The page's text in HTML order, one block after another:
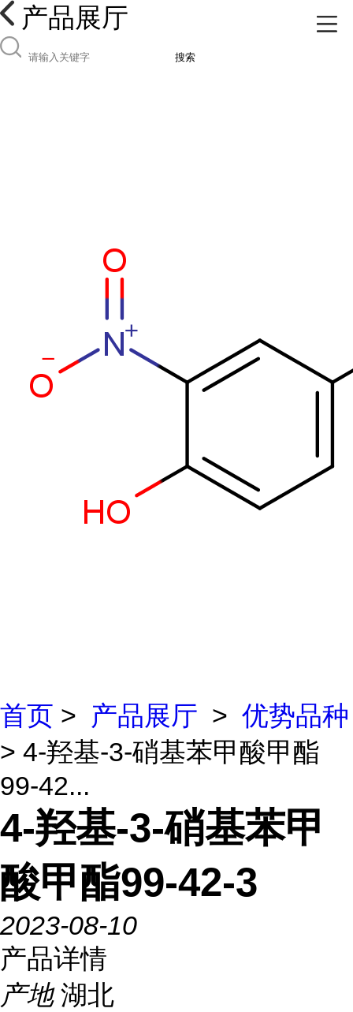
产品展厅
搜索
首页 > 产品展厅 > 优势品种
> 4-羟基-3-硝基苯甲酸甲酯
99-42...
4-羟基-3-硝基苯甲
酸甲酯99-42-3
2023-08-10
产品详情
产地 湖北